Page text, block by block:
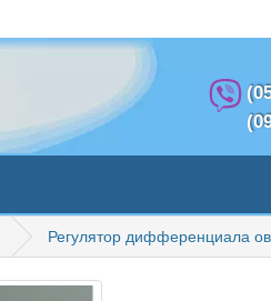
Регулятор дифференциала